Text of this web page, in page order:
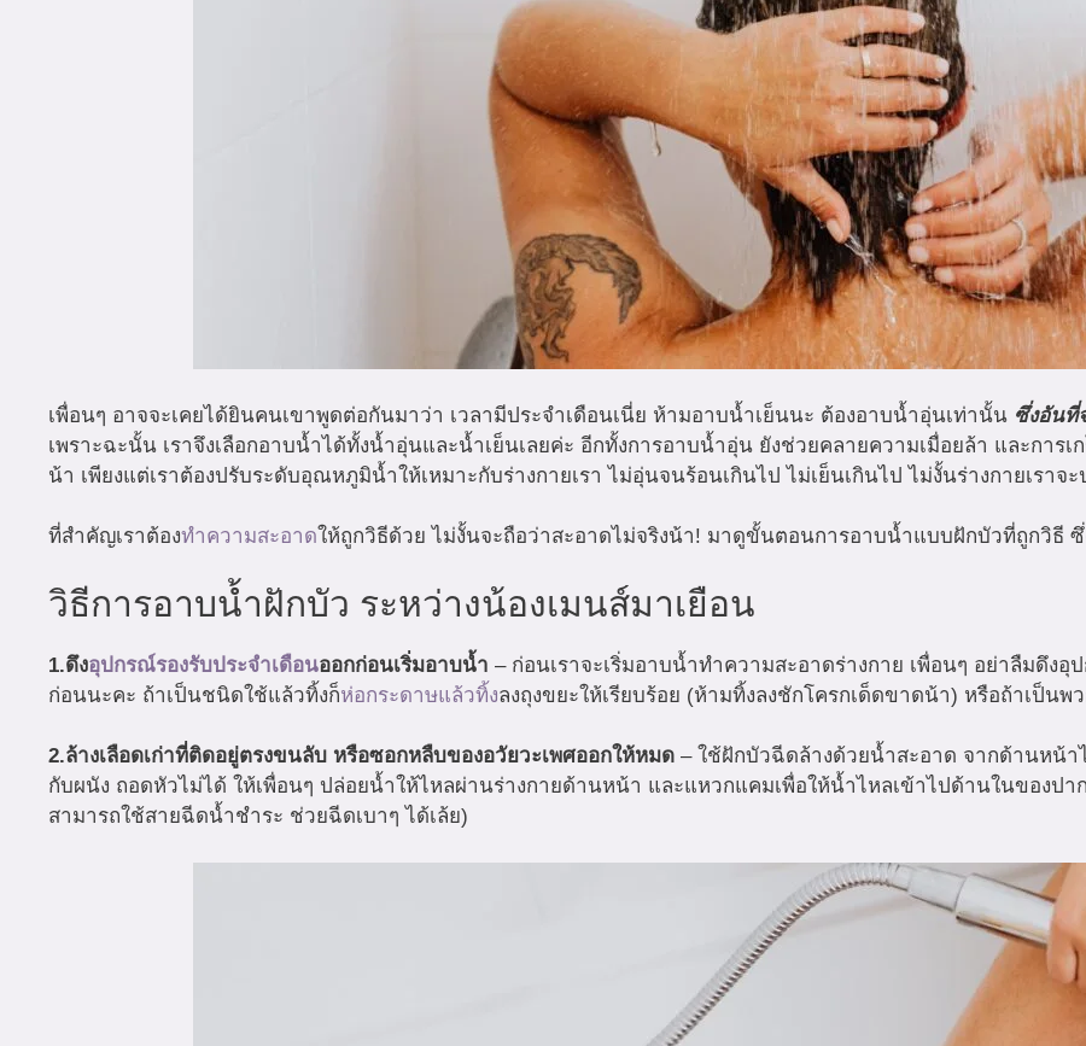
เพื่อนๆ อาจจะเคยได้ยินคนเขาพูดต่อกันมาว่า เวลามีประจำเดือนเนี่ย ห้ามอาบน้ำเย็นนะ ต้องอาบน้ำอุ่นเท่านั้น ซึ่งอันที่
เพราะฉะนั้น เราจึงเลือกอาบน้ำได้ทั้งน้ำอุ่นและน้ำเย็นเลยค่ะ อีกทั้งการอาบน้ำอุ่น ยังช่วยคลายความเมื่อยล้า และการ
น้า เพียงแต่เราต้องปรับระดับอุณหภูมิน้ำให้เหมาะกับร่างกายเรา ไม่อุ่นจนร้อนเกินไป ไม่เย็นเกินไป ไม่งั้นร่างกายเรา
ที่สำคัญเราต้องทำความสะอาดให้ถูกวิธีด้วย ไม่งั้นจะถือว่าสะอาดไม่จริงน้า! มาดูขั้นตอนการอาบน้ำแบบฝักบัวที่ถูกวิธี
วิธีการอาบน้ำฝักบัว ระหว่างน้องเมนส์มาเยือน
1.ดึงอุปกรณ์รองรับประจำเดือนออกก่อนเริ่มอาบน้ำ – ก่อนเราจะเริ่มอาบน้ำทำความสะอาดร่างกาย เพื่อนๆ อย่าลืมดึง
ก่อนนะคะ ถ้าเป็นชนิดใช้แล้วทิ้งก็ห่อกระดาษแล้วทิ้งลงถุงขยะให้เรียบร้อย (ห้ามทิ้งลงชักโครกเด็ดขาดน้า) หรือถ้าเป็น
2.ล้างเลือดเก่าที่ติดอยู่ตรงขนลับ หรือซอกหลืบของอวัยวะเพศออกให้หมด – ใช้ฝักบัวฉีดล้างด้วยน้ำสะอาด จากด้านหน้า
กับผนัง ถอดหัวไม่ได้ ให้เพื่อนๆ ปล่อยน้ำให้ไหลผ่านร่างกายด้านหน้า และแหวกแคมเพื่อให้น้ำไหลเข้าไปด้านในของป
สามารถใช้สายฉีดน้ำชำระ ช่วยฉีดเบาๆ ได้เล้ย)